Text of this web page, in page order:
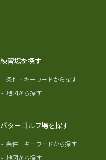
練習場を探す
- 条件・キーワードから探す
- 地図から探す
パターゴルフ場を探す
- 条件・キーワードから探す
- 地図から探す